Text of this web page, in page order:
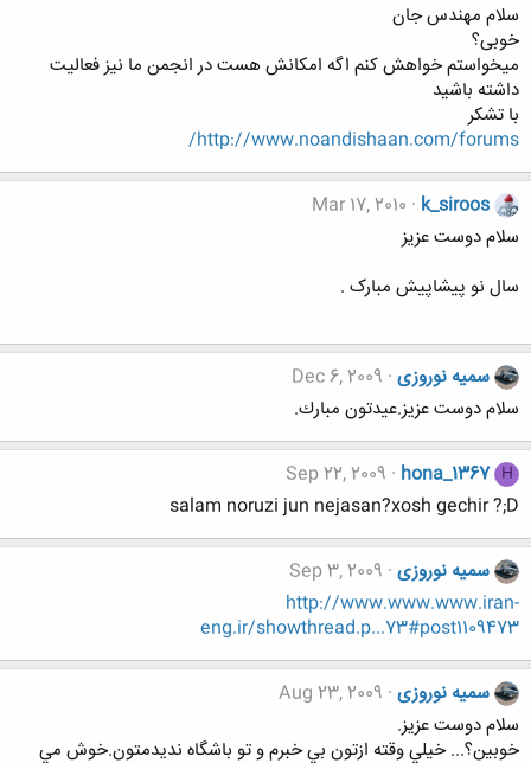
سلام مهندس جان
خوبی؟
میخواستم خواهش کنم اگه امکانش هست در انجمن ما نیز فعالیت
داشته باشید
با تشکر
http://www.noandishaan.com/forums/
k_siroos
Mar 17, 2010
سلام دوست عزیز
سال نو پیشاپیش مبارک .
سمیه نوروزی Dec 6, 2009
سلام دوست عزيز.عيدتون مبارك.
H
hona_1367
Sep 22, 2009
salam noruzi jun nejasan?xosh gechir ?;D
سمیه نوروزی Sep 3, 2009
http://www.www.www.iran-
eng.ir/showthread.p...73#post1109473
سمیه نوروزی Aug 23, 2009
سلام دوست عزيز.
خوبين؟... خيلي وقته ازتون بي خبرم و تو باشگاه نديدمتون.خوش مي